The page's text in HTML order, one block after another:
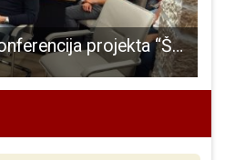
Održana završna konferencija projekta “Šumski putovi kao mistične turističke staze”!